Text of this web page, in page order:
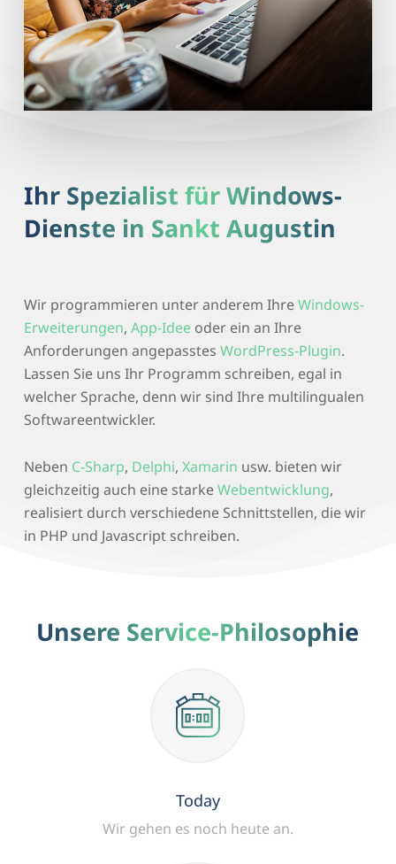
Ihr Spezialist für Windows-
Dienste in Sankt Augustin
Wir programmieren unter anderem IhreWindows-
Erweiterungen,App-Idee oder ein an Ihre
Anforderungen angepasstesWordPress-Plugin.
Lassen Sie uns Ihr Programm schreiben, egal in
welcher Sprache, denn wir sind Ihre multilingualen
Softwareentwickler.
Neben C-Sharp, Delphi,Xamarin usw. bieten wir
gleichzeitig auch eine starkeWebentwicklung,
realisiert durch verschiedene Schnittstellen, die wir
in PHP und Javascript schreiben.
Unsere Service-Philosophie
Today
Wir gehen es noch heute an.